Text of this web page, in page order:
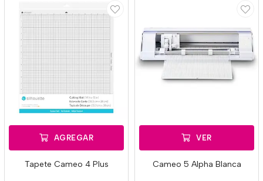
AGREGAR
Tapete Cameo 4 Plus
VER
Cameo 5 Alpha Blanca